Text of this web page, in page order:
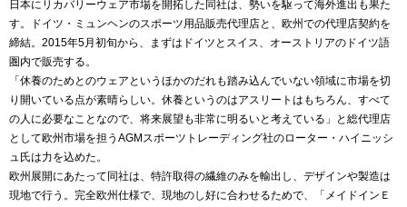
日本にリカバリーウェア市場を開拓した同社は、勢いを駆って海外進出も果た
す。ドイツ・ミュンヘンのスポーツ用品販売代理店と、欧州での代理店契約を
締結。 2015年5月初旬から、まずはドイツとスイス、オーストリアのドイツ語
圏内で販売する。
「休養のためとのウェアというほかのだれも踏み込んでいない領域に市場を切
り開いている点が素晴らしい。休養というのはアスリートはもちろん、すべて
の人に必要なことなので、将来展望も非常に明るいと考えている」と総代理店
として欧州市場を担う AGM スポーツトレーディング社のローター・ハイニッシ
ュ氏は力を込めた。
欧州展開にあたって同社は、特許取得の繊維のみを輸出し、デザインや製造は
現地で行う。完全欧州仕様で、現地のし好に合わせるためで、「メイドインＥ